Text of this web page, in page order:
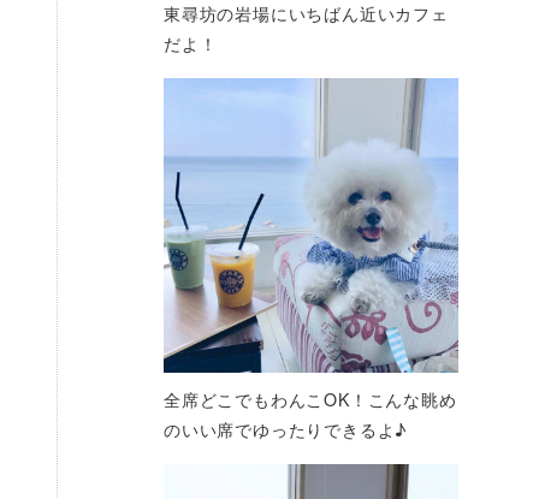
東尋坊の岩場にいちばん近いカフェ
だよ！
全席どこでもわんこOK！こんな眺め
のいい席でゆったりできるよ♪